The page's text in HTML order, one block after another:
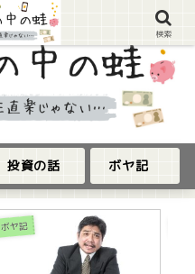
投資の話 ボヤ記
ボヤ記
検索